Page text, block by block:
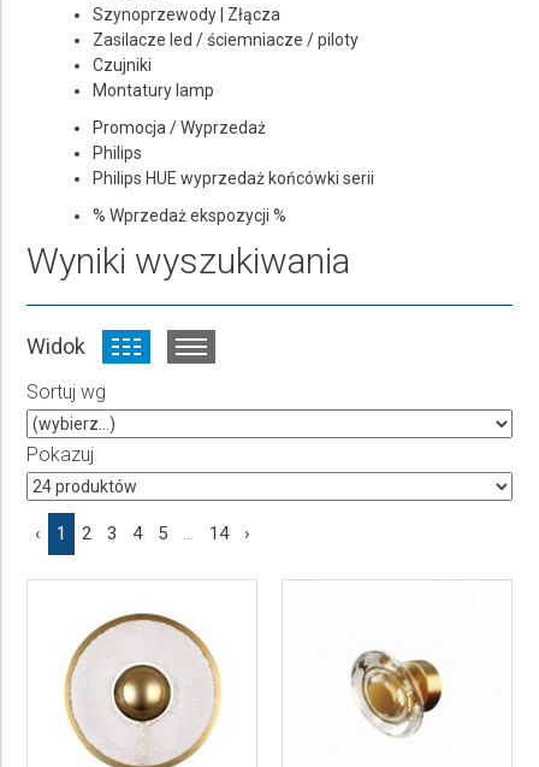
Szynoprzewody | Złącza
Zasilacze led / ściemniacze / piloty
Czujniki
Montatury lamp
Promocja / Wyprzedaż
Philips
Philips HUE wyprzedaż końcówki serii
% Wprzedaż ekspozycji %
Wyniki wyszukiwania
Widok
Sortuj wg
Pokazuj
‹ 1 2 3 4 5 ... 14 ›